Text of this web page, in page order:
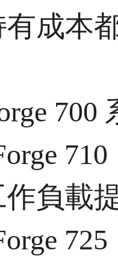
成本
700
負載